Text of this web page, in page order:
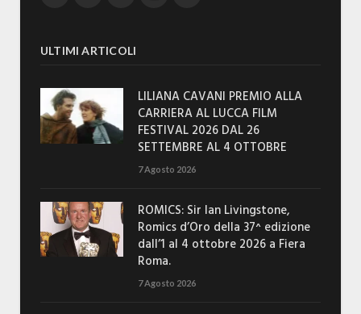
ULTIMI ARTICOLI
LILIANA CAVANI PREMIO ALLA
CARRIERA AL LUCCA FILM
FESTIVAL 2026 DAL 26
SETTEMBRE AL 4 OTTOBRE
7 Agosto 2026
ROMICS: Sir Ian Livingstone,
Romics d’Oro della 37^ edizione
dall’1 al 4 ottobre 2026 a Fiera
Roma.
7 Agosto 2026